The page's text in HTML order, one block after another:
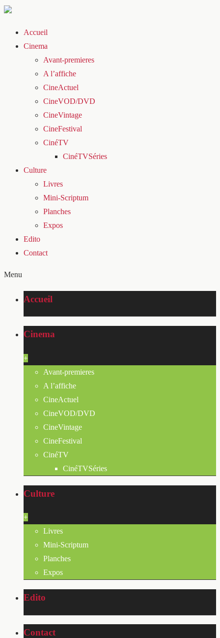
Accueil
Cinema
Avant-premieres
A l’affiche
CineActuel
CineVOD/DVD
CineVintage
CineFestival
CinéTV
CinéTVSéries
Culture
Livres
Mini-Scriptum
Planches
Expos
Edito
Contact
Menu
Accueil
Cinema
+
Avant-premieres
A l’affiche
CineActuel
CineVOD/DVD
CineVintage
CineFestival
CinéTV
CinéTVSéries
Culture
+
Livres
Mini-Scriptum
Planches
Expos
Edito
Contact